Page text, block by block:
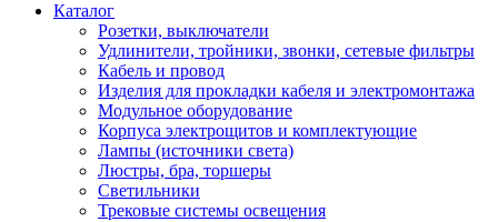
Каталог
Розетки, выключатели
Удлинители, тройники, звонки, сетевые фильтры
Кабель и провод
Изделия для прокладки кабеля и электромонтажа
Модульное оборудование
Корпуса электрощитов и комплектующие
Лампы (источники света)
Люстры, бра, торшеры
Светильники
Трековые системы освещения